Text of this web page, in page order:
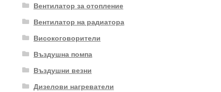
Вентилатор за отопление
Вентилатор на радиатора
Високоговорители
Въздушна помпа
Въздушни везни
Дизелови нагреватели